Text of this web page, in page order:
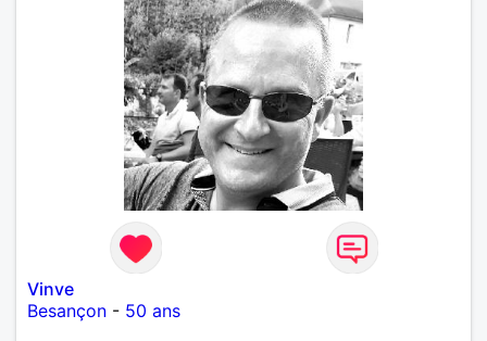
Vinve
Besançon - 50 ans